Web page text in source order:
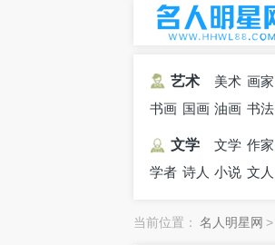
艺术
家
美术
家
画家
书画
家
国画
大师
油画
大师
书法
家
文学
文学
家
作家
学者 诗人 小说 文人
当前位置： 名人明星网 >